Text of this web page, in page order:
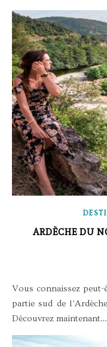
ARDÈCHE DU
Vous connaissez peut-être ou avez déjà entendu parler de la
partie sud de
Découvrez maintenant…